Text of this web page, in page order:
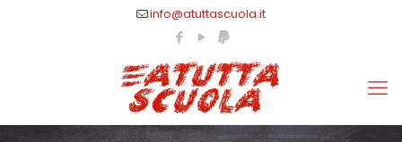
info@atuttascuola.it